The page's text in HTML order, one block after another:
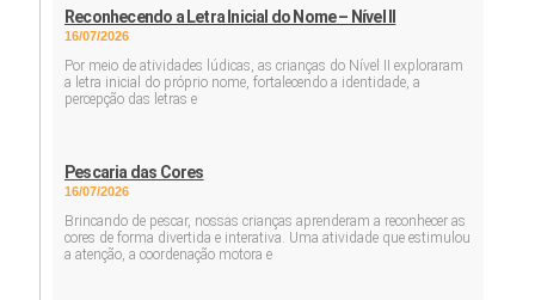
Reconhecendo a Letra Inicial do Nome – Nível II
16/07/2026
Por meio de atividades lúdicas, as crianças do Nível II exploraram
a letra inicial do próprio nome, fortalecendo a identidade, a
percepção das letras e
Pescaria das Cores
16/07/2026
Brincando de pescar, nossas crianças aprenderam a reconhecer as
cores de forma divertida e interativa. Uma atividade que estimulou
a atenção, a coordenação motora e